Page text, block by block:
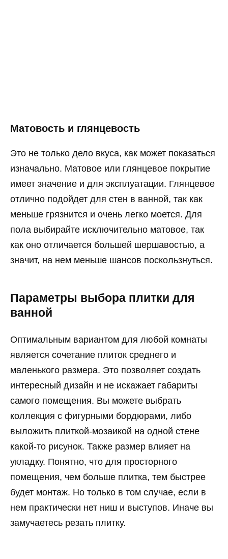
Матовость и глянцевость
Это не только дело вкуса, как может показаться
изначально. Матовое или глянцевое покрытие
имеет значение и для эксплуатации. Глянцевое
отлично подойдет для стен в ванной, так как
меньше грязнится и очень легко моется. Для
пола выбирайте исключительно матовое, так
как оно отличается большей шершавостью, а
значит, на нем меньше шансов поскользнуться.
Параметры выбора плитки для
ванной
Оптимальным вариантом для любой комнаты
является сочетание плиток среднего и
маленького размера. Это позволяет создать
интересный дизайн и не искажает габариты
самого помещения. Вы можете выбрать
коллекция с фигурными бордюрами, либо
выложить плиткой-мозаикой на одной стене
какой-то рисунок. Также размер влияет на
укладку. Понятно, что для просторного
помещения, чем больше плитка, тем быстрее
будет монтаж. Но только в том случае, если в
нем практически нет ниш и выступов. Иначе вы
замучаетесь резать плитку.